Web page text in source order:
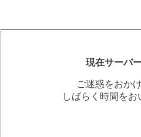
現在サーバ
ご迷惑をおか
しばらく時間を